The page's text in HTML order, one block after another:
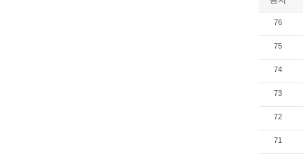
76
75
74
73
72
71